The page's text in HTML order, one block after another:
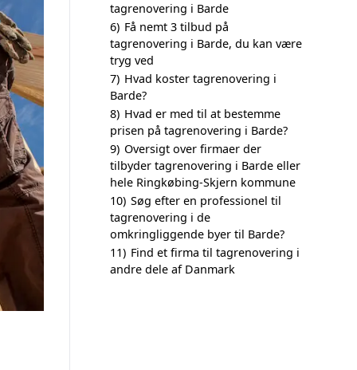
tagrenovering i Barde
6) Få nemt 3 tilbud på
tagrenovering i Barde, du kan være
tryg ved
7) Hvad koster tagrenovering i
Barde?
8) Hvad er med til at bestemme
prisen på tagrenovering i Barde?
9) Oversigt over firmaer der
tilbyder tagrenovering i Barde eller
hele Ringkøbing-Skjern kommune
10) Søg efter en professionel til
tagrenovering i de
omkringliggende byer til Barde?
11) Find et firma til tagrenovering i
andre dele af Danmark